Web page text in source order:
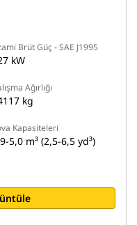
Brüt Güç - SAE J1995
kW
Ağırlığı
kg
Kapasiteleri
5,0 m³ (2,5-6,5 yd³)